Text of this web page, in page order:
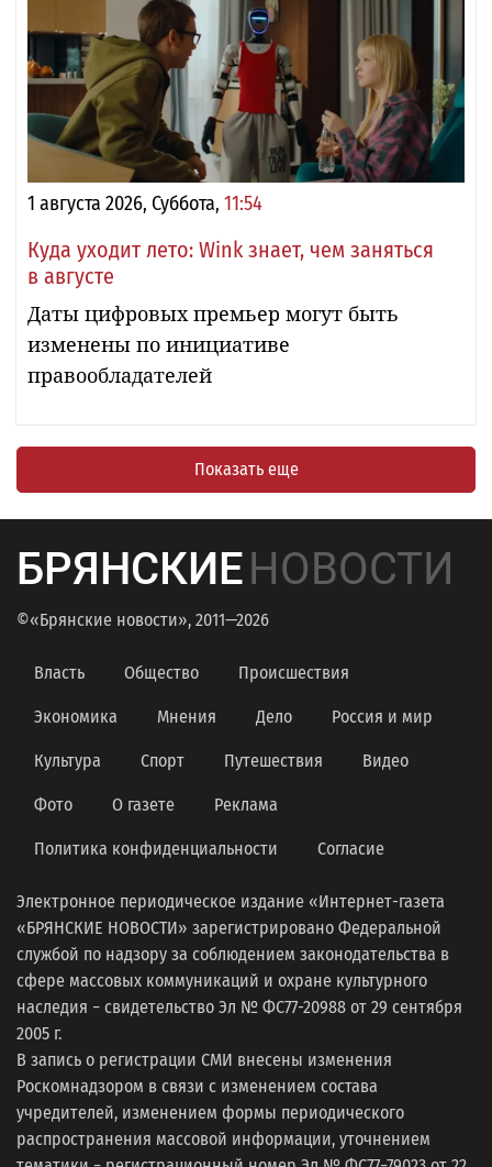
1 августа 2026, Суббота, 11:54
Куда уходит лето: Wink знает, чем заняться
в августе
Даты цифровых премьер могут быть
изменены по инициативе
правообладателей
Показать еще
БРЯНСКИЕНОВОСТИ
©«Брянские новости», 2011—2026
Власть Общество Происшествия
Экономика Мнения Дело Россия и мир
Культура Спорт Путешествия Видео
Фото О газете Реклама
Политика конфиденциальности Согласие
Электронное периодическое издание «Интернет-газета
«БРЯНСКИЕ НОВОСТИ» зарегистрировано Федеральной
службой по надзору за соблюдением законодательства в
сфере массовых коммуникаций и охране культурного
наследия − свидетельство Эл № ФС77-20988 от 29 сентября
2005 г.
В запись о регистрации СМИ внесены изменения
Роскомнадзором в связи с изменением состава
учредителей, изменением формы периодического
распространения массовой информации, уточнением